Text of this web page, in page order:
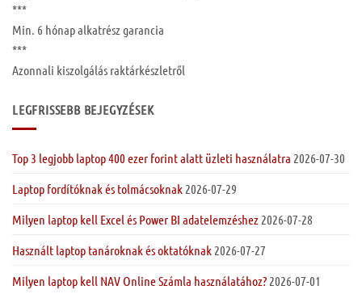
***
Min. 6 hónapalkatrész garancia
***
Azonnali kiszolgálás raktárkészletről
LEGFRISSEBB BEJEGYZÉSEK
Top 3 legjobb laptop 400 ezer forint alatt üzleti használatra 2026-07-30
Laptop fordítóknak és tolmácsoknak 2026-07-29
Milyen laptop kell Excel és Power BI adatelemzéshez 2026-07-28
Használt laptop tanároknak és oktatóknak 2026-07-27
Milyen laptop kell NAV Online Számla használatához? 2026-07-01